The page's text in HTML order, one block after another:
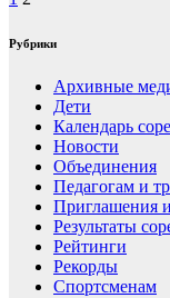
записей
Рубрики
Архивные
Дети
Календарь
Новости
Объединения
Педагогам и
Приглашения
Результаты
Рейтинги
Рекорды
Спортсменам